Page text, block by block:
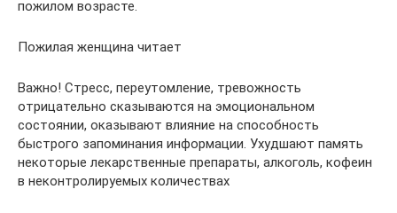
пожилом возрасте.
Пожилая женщина читает
Важно! Стресс, переутомление, тревожность
отрицательно сказываются на эмоциональном
состоянии, оказывают влияние на способность
быстрого запоминания информации. Ухудшают память
некоторые лекарственные препараты, алкоголь, кофеин
в неконтролируемых количествах